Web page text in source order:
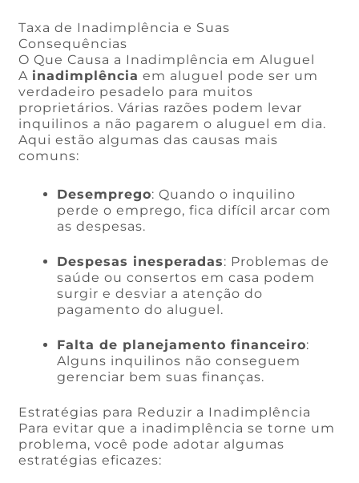
Taxa de Inadimplência e Suas
Consequências
O Que Causa a Inadimplência em Aluguel
A inadimplência em aluguel pode ser um
verdadeiro pesadelo para muitos
proprietários. Várias razões podem levar
inquilinos a não pagarem o aluguel em dia.
Aqui estão algumas das causas mais
comuns:
Desemprego: Quando o inquilino
perde o emprego, fica difícil arcar com
as despesas.
Despesas inesperadas: Problemas de
saúde ou consertos em casa podem
surgir e desviar a atenção do
pagamento do aluguel.
Falta de planejamento financeiro:
Alguns inquilinos não conseguem
gerenciar bem suas finanças.
Estratégias para Reduzir a Inadimplência
Para evitar que a inadimplência se torne um
problema, você pode adotar algumas
estratégias eficazes: